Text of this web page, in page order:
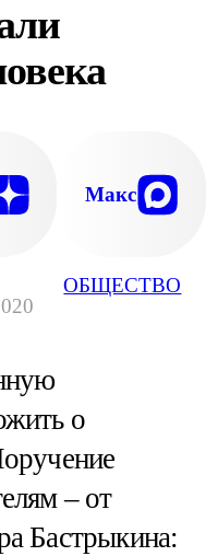
ОБЩЕСТВО
Макс
о
– от
Бастрыкина: